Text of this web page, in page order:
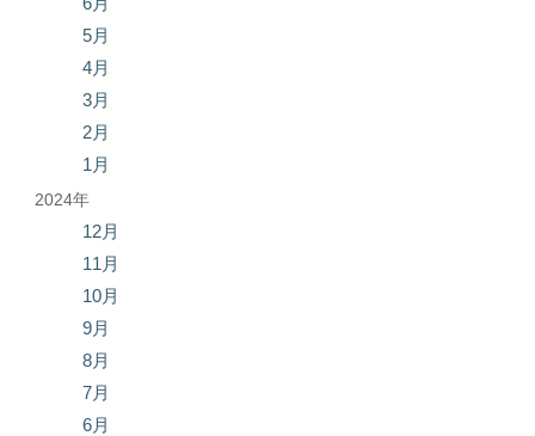
5月
4月
3月
2月
1月
2024年
12月
11月
10月
9月
8月
7月
6月